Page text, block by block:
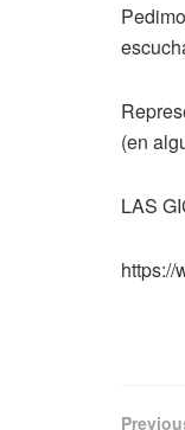
(en
LAS
https://